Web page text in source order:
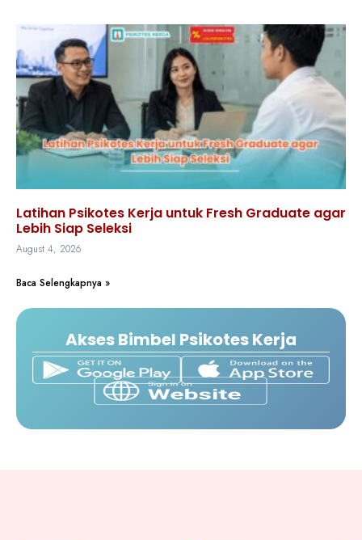
Latihan Psikotes Kerja untuk Fresh Graduate agar
Lebih Siap Seleksi
August 4, 2026
Baca Selengkapnya »
Akses Bimbel Psikotes Kerja